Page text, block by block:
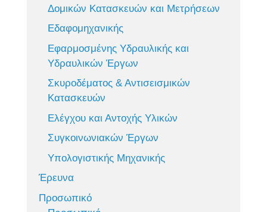
Δομικών Κατασκευών και Μετρήσεων
Εδαφομηχανικής
Εφαρμοσμένης Υδραυλικής και
Υδραυλικών Έργων
Σκυροδέματος & Αντισεισμικών
Κατασκευών
Ελέγχου και Αντοχής Υλικών
Συγκοινωνιακών Έργων
Υπολογιστικής Μηχανικής
Έρευνα
Προσωπικό